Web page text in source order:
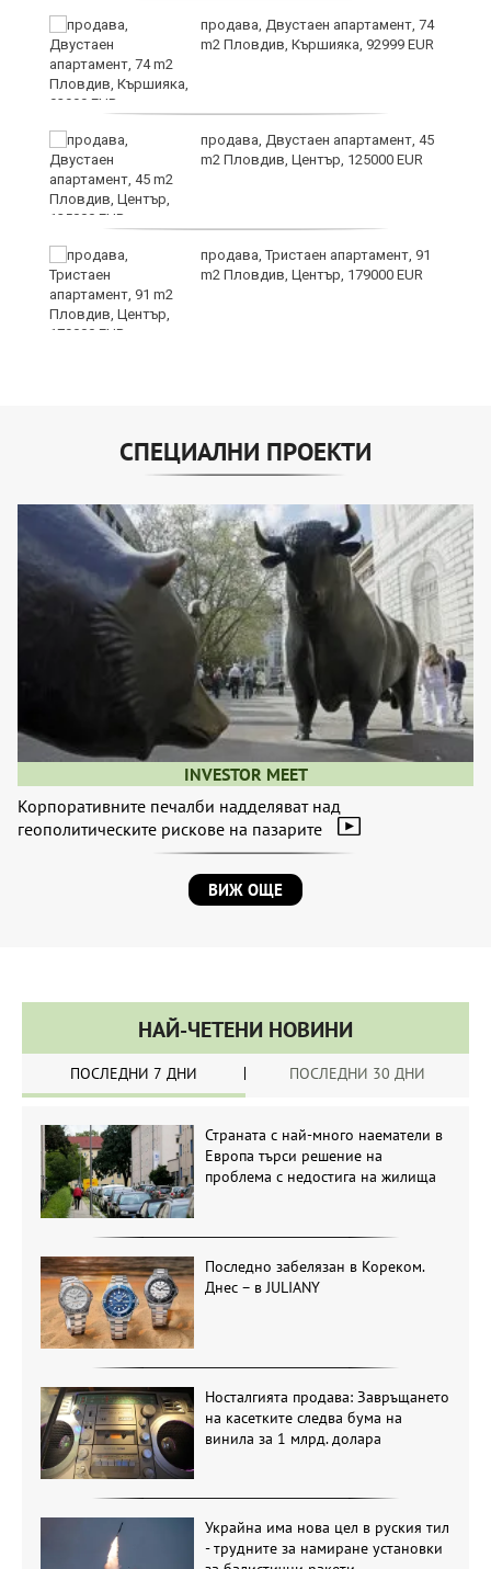
продава, Двустаен апартамент, 74
m2 Пловдив, Кършияка, 92999 EUR
продава, Двустаен апартамент, 45
m2 Пловдив, Център, 125000 EUR
продава, Тристаен апартамент, 91
m2 Пловдив, Център, 179000 EUR
СПЕЦИАЛНИ ПРОЕКТИ
INVESTOR MEET
Корпоративните печалби надделяват над
геополитическите рискове на пазарите
ВИЖ ОЩЕ
НАЙ-ЧЕТЕНИ НОВИНИ
ПОСЛЕДНИ 7 ДНИ ПОСЛЕДНИ 30 ДНИ
Страната с най-много наематели в
Европа търси решение на
проблема с недостига на жилища
Последно забелязан в Кореком.
Днес – в JULIANY
Носталгията продава: Завръщането
на касетките следва бума на
винила за 1 млрд. долара
Украйна има нова цел в руския тил
- трудните за намиране установки